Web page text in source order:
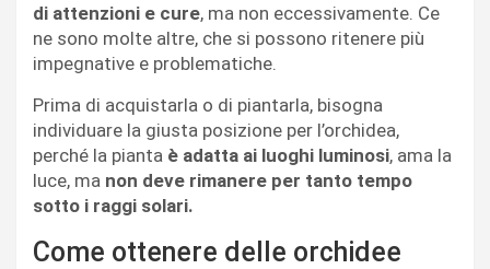
di attenzioni e cure, ma non eccessivamente. Ce
ne sono molte altre, che si possono ritenere più
impegnative e problematiche.
Prima di acquistarla o di piantarla, bisogna
individuare la giusta posizione per l’orchidea,
perché la pianta è adatta ai luoghi luminosi, ama la
luce, ma non deve rimanere per tanto tempo
sotto i raggi solari.
Come ottenere delle orchidee